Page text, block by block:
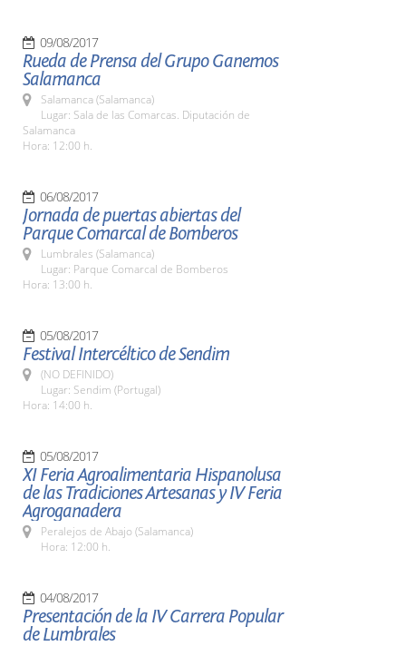
09/08/2017
Rueda de Prensa del Grupo Ganemos
Salamanca
Salamanca (Salamanca)
Lugar: Sala de las Comarcas. Diputación de
Salamanca
Hora: 12:00 h.
06/08/2017
Jornada de puertas abiertas del
Parque Comarcal de Bomberos
Lumbrales (Salamanca)
Lugar: Parque Comarcal de Bomberos
Hora: 13:00 h.
05/08/2017
Festival Intercéltico de Sendim
(NO DEFINIDO)
Lugar: Sendim (Portugal)
Hora: 14:00 h.
05/08/2017
XI Feria Agroalimentaria Hispanolusa
de las Tradiciones Artesanas y IV Feria
Agroganadera
Peralejos de Abajo (Salamanca)
Hora: 12:00 h.
04/08/2017
Presentación de la IV Carrera Popular
de Lumbrales